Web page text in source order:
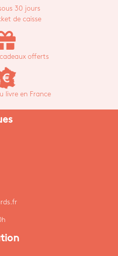
30 jours
de caisse
offerts
livre en France